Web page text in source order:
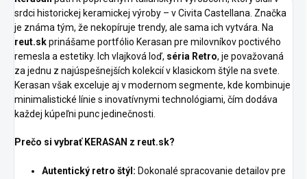
srdci historickej keramickej výroby – v Civita Castellana. Značka
je známa tým, že nekopíruje trendy, ale sama ich vytvára. Na
reut.skprinášame portfólio Kerasan pre milovníkov poctivého
remesla a estetiky. Ich vlajková loď, séria Retro, je považovaná
za jednu z najúspešnejších kolekcií v klasickom štýle na svete.
Kerasan však exceluje aj v modernom segmente, kde kombinuje
minimalistické línie s inovatívnymi technológiami, čím dodáva
každej kúpeľni punc jedinečnosti.
Prečo si vybrať KERASAN z reut.sk?
Autentický retro štýl: Dokonalé spracovanie detailov pre